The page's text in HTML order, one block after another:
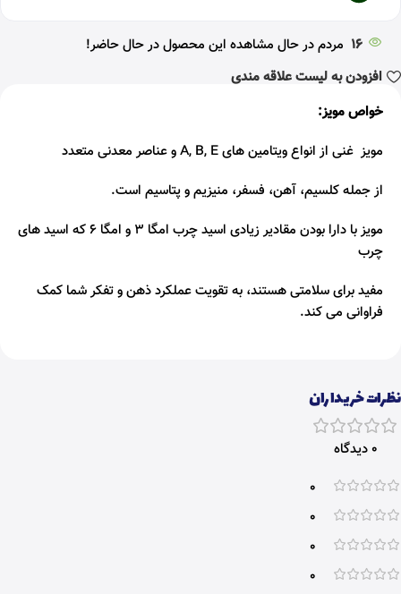
خواص مویز:
مویز غنی از انواع ویتامین های A, B, E و عناصر معدنی متعدد
از جمله کلسیم، آهن، فسفر، منیزیم و پتاسیم است.
مویز با دارا بودن مقادیر زیادی اسید چرب امگا 3 و امگا 6 که اسید های
چرب
مفید برای سلامتی هستند، به تقویت عملکرد ذهن و تفکر شما کمک
فراوانی می‌ کند.
16 مردم در حال مشاهده این محصول در حال حاضر!
افزودن به لیست علاقه مندی
نظرات خریداران
0 دیدگاه
0
0
0
0